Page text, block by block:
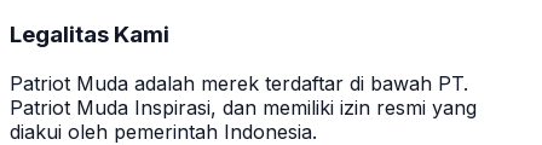
Legalitas Kami
Patriot Muda adalah merek terdaftar di bawah PT.
Patriot Muda Inspirasi, dan memiliki izin resmi yang
diakui oleh pemerintah Indonesia.